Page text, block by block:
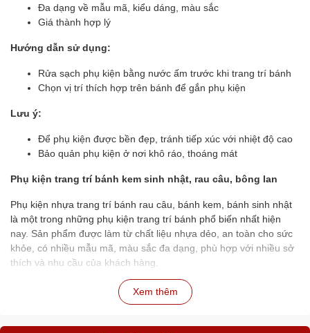
Đa dạng về mẫu mã, kiểu dáng, màu sắc
Giá thành hợp lý
Hướng dẫn sử dụng:
Rửa sạch phụ kiện bằng nước ấm trước khi trang trí bánh
Chọn vị trí thích hợp trên bánh để gắn phụ kiện
Lưu ý:
Để phụ kiện được bền đẹp, tránh tiếp xúc với nhiệt độ cao
Bảo quản phụ kiện ở nơi khô ráo, thoáng mát
Phụ kiện trang trí bánh kem sinh nhật, rau câu, bông lan
Phụ kiện nhựa trang trí bánh rau câu, bánh kem, bánh sinh nhật
là một trong những phụ kiện trang trí bánh phổ biến nhất hiện
nay. Sản phẩm được làm từ chất liệu nhựa dẻo, an toàn cho sức
khỏe, có nhiều mẫu mã, màu sắc đa dạng, phù hợp với nhiều sở
thích và nhu cầu của khách hàng.
Xem thêm